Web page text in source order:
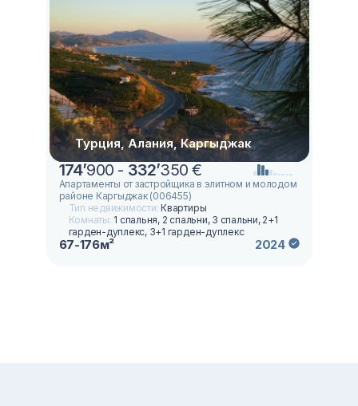
Турция, Алания, Каргыджак
174’900 - 332’350 €
Апартаменты от застройщика в элитном и молодом
районе Каргыджак (006455)
Тип недвижимости:Квартиры
Комнаты: 1 спальня, 2 спальни, 3 спальни, 2+1
гарден-дуплекс, 3+1 гарден-дуплекс
67-176м² 2024